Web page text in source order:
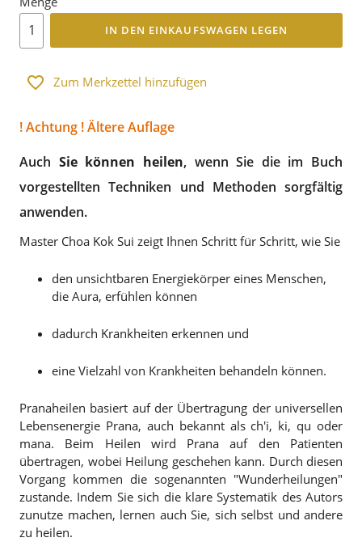
IN DEN EINKAUFSWAGEN LEGEN
Zum Merkzettel hinzufügen
! Achtung ! Ältere Auflage
Auch Sie können heilen, wenn Sie die im Buch
vorgestellten Techniken und Methoden sorgfältig
anwenden.
Master Choa Kok Sui zeigt Ihnen Schritt für Schritt, wie Sie
den unsichtbaren Energiekörper eines Menschen,
die Aura, erfühlen können
dadurch Krankheiten erkennen und
eine Vielzahl von Krankheiten behandeln können.
Pranaheilen basiert auf der Übertragung der universellen
Lebensenergie Prana, auch bekannt als ch'i, ki, qu oder
mana. Beim Heilen wird Prana auf den Patienten
übertragen, wobei Heilung geschehen kann. Durch diesen
Vorgang kommen die sogenannten "Wunderheilungen"
zustande. Indem Sie sich die klare Systematik des Autors
zunutze machen, lernen auch Sie, sich selbst und andere
zu heilen.